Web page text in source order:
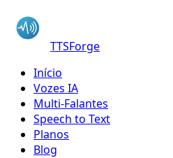
TTSForge
Início
Vozes IA
Multi-Falantes
Speech to Text
Planos
Blog